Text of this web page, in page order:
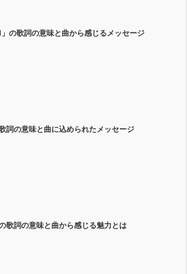
の歌詞の意味と曲から感じるメッセージ
の意味と曲に込められたメッセージ
歌詞の意味と曲から感じる魅力とは